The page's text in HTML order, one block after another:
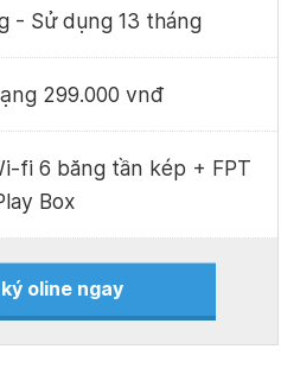
- Sử dụng 13 tháng
299.000 vnđ
fi 6 băng tần kép + FPT
Box
oline ngay